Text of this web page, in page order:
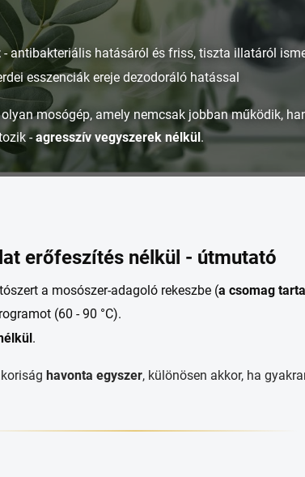
- antibakteriális hatásáról és friss, tiszta illatáról
esszenciák ereje dezodoráló hatással
mosógép, amely nemcsak jobban működik,
-agresszív vegyszerek nélkül.
erőfeszítés nélkül - útmutató
a mosószer-adagoló rekeszbe (a csomag
(60 - 90 °C).
.
havonta egyszer, különösen akkor, ha